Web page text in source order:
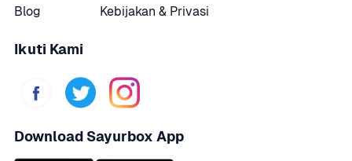
Blog
Kebijakan & Privasi
Ikuti Kami
Download Sayurbox App